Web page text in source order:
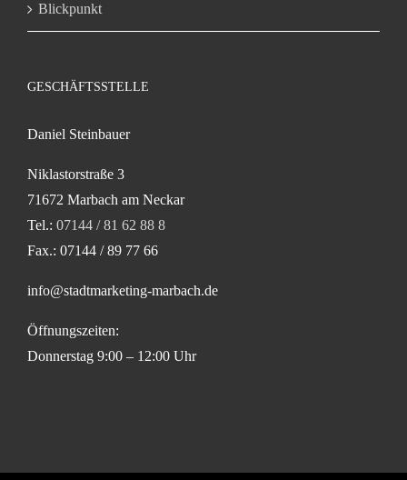
Blickpunkt
GESCHÄFTSSTELLE
Daniel Steinbauer
Niklastorstraße 3
71672 Marbach am Neckar
Tel.: 07144 / 81 62 88 8
Fax.: 07144 / 89 77 66
info@stadtmarketing-marbach.de
Öffnungszeiten:
Donnerstag 9:00 – 12:00 Uhr